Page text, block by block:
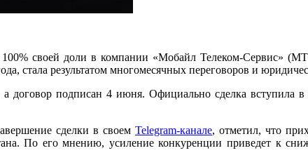
своей доли в компании «Мобайл Телеком-Сервис»
стала результатом многомесячных переговоров и
договор подписан 4 июня. Официально сделка вступила
сделки в своем Telegram-канале, отметил, что
По его мнению, усиление конкуренции приведет к